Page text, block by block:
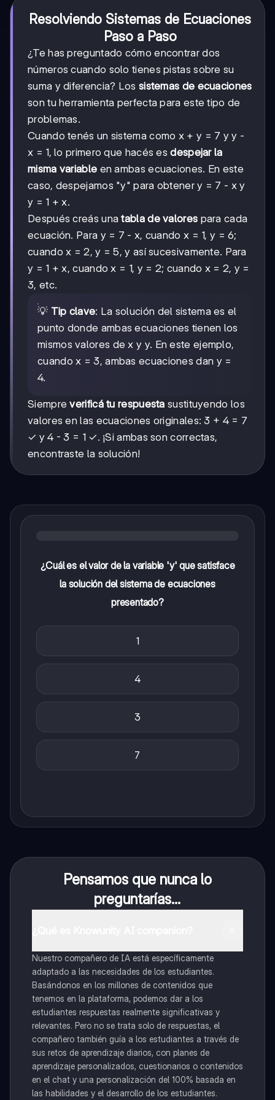
Resolviendo Sistemas de Ecuaciones
Paso a Paso
¿Te has preguntado cómo encontrar dos
números cuando solo tienes pistas sobre su
suma y diferencia? Los sistemas de ecuaciones
son tu herramienta perfecta para este tipo de
problemas.
Cuando tenés un sistema como x + y = 7 y y -
x = 1, lo primero que hacés esdespejar la
misma variable en ambas ecuaciones. En este
caso, despejamos "y" para obtener y = 7 - x y
y = 1 + x.
Después creás unatabla de valores para cada
ecuación. Para y = 7 - x, cuando x = 1, y = 6;
cuando x = 2, y = 5, y así sucesivamente. Para
y = 1 + x, cuando x = 1, y = 2; cuando x = 2, y =
3, etc.
💡 Tip clave: La solución del sistema es el
punto donde ambas ecuaciones tienen los
mismos valores de x y y. En este ejemplo,
cuando x = 3, ambas ecuaciones dan y =
4.
Siempreverificá tu respuesta sustituyendo los
valores en las ecuaciones originales: 3 + 4 = 7
✓ y 4 - 3 = 1 ✓. ¡Si ambas son correctas,
encontraste la solución!
¿Cuál es el valor de la variable 'y' que satisface
la solución del sistema de ecuaciones
presentado?
1
4
3
7
Pensamos que nunca lo
preguntarías...
Nuestro compañero de IA está específicamente
adaptado a las necesidades de los estudiantes.
Basándonos en los millones de contenidos que
tenemos en la plataforma, podemos dar a los
estudiantes respuestas realmente significativas y
relevantes. Pero no se trata solo de respuestas, el
compañero también guía a los estudiantes a través de
sus retos de aprendizaje diarios, con planes de
aprendizaje personalizados, cuestionarios o contenidos
en el chat y una personalización del 100% basada en
las habilidades y el desarrollo de los estudiantes.